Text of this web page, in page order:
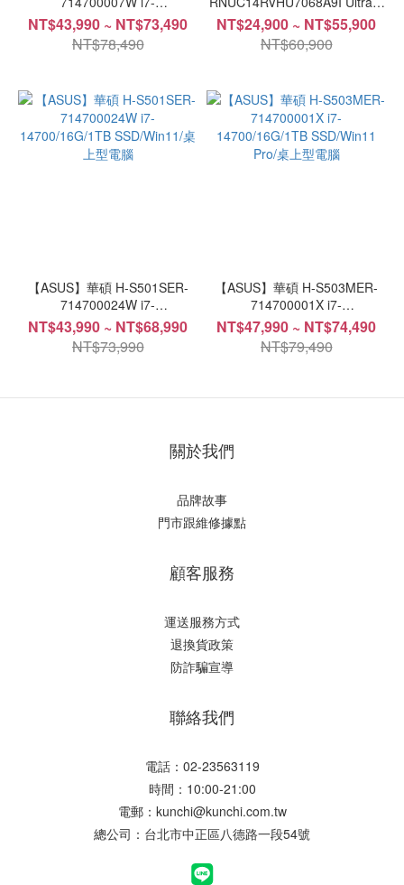
14700/16G/1TB SSD/Win11/桌
上型電腦
NT$43,990 ~ NT$73,490
NT$78,490
155H/16G/512G SSD/Win11/迷
你電腦
NT$24,900 ~ NT$55,900
NT$60,900
【ASUS】華碩 H-S501SER-
714700024W i7-
14700/16G/1TB SSD/Win11/桌
上型電腦
NT$43,990 ~ NT$68,990
NT$73,990
【ASUS】華碩 H-S503MER-
714700001X i7-
14700/16G/1TB SSD/Win11
Pro/桌上型電腦
NT$47,990 ~ NT$74,490
NT$79,490
關於我們
品牌故事
門市跟維修據點
顧客服務
運送服務方式
退換貨政策
防詐騙宣導
聯絡我們
電話：02-23563119
時間：10:00-21:00
電郵： kunchi@kunchi.com.tw
總公司：台北市中正區八德路一段54號